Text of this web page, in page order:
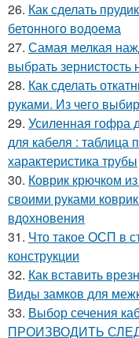
26. Как сделать
бетонного водоема
27. Самая мелкая
выбрать
28. Как сделать
руками. Из чего
29. Усиленная гофра
для кабеля : таблица
характеристика трубы
30. Коврик крючком
своими руками
вдохновения
31. Что такое ОСП в
конструкции
32. Как вставить
Виды замков для
33. Выбор сечения
ПРОИЗВОДИТЬ